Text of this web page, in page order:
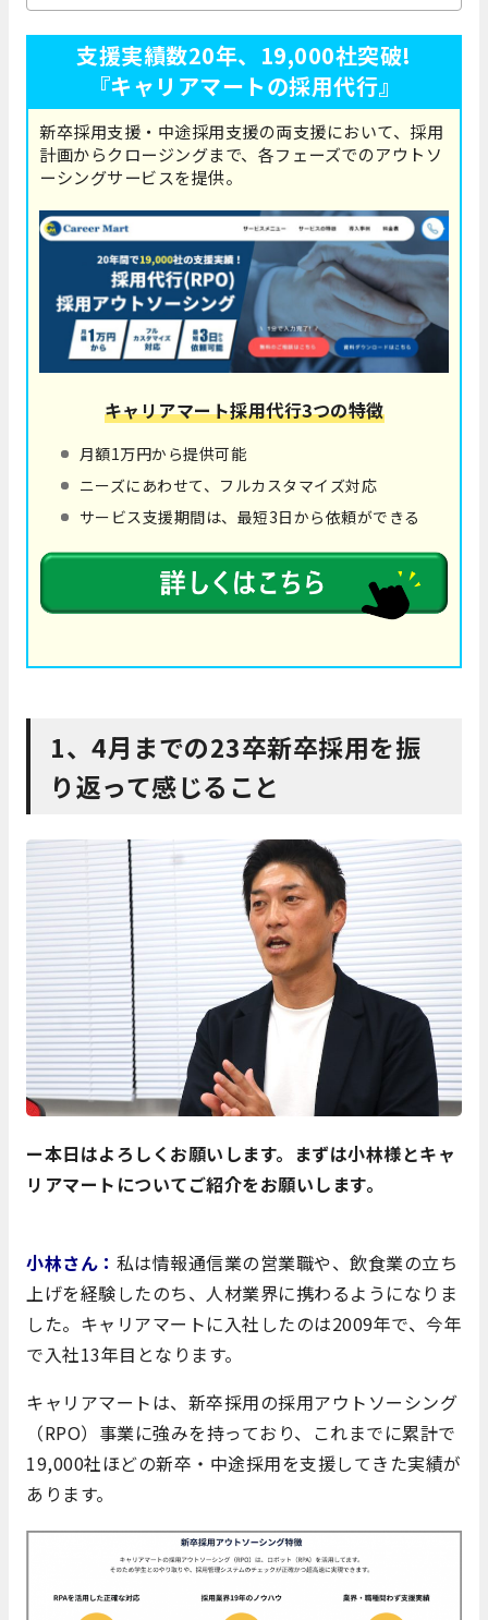
支援実績数20年、19,000社突破!
『キャリアマートの採用代行』
新卒採用支援・中途採用支援の両支援において、採用
計画からクロージングまで、各フェーズでのアウトソ
ーシングサービスを提供。
キャリアマート採用代行3つの特徴
月額1万円から提供可能
ニーズにあわせて、フルカスタマイズ対応
サービス支援期間は、最短3日から依頼ができる
1、4月までの23卒新卒採用を振
り返って感じること
ー本日はよろしくお願いします。まずは小林様とキャ
リアマートについてご紹介をお願いします。
小林さん： 私は情報通信業の営業職や、飲食業の立ち
上げを経験したのち、人材業界に携わるようになりま
した。 キャリアマートに入社したのは2009年で、今年
で入社13年目となります。
キャリアマートは、新卒採用の採用アウトソーシング
（RPO）事業に強みを持っており、これまでに累計で
19,000社ほどの新卒・中途採用を支援してきた実績が
あります。